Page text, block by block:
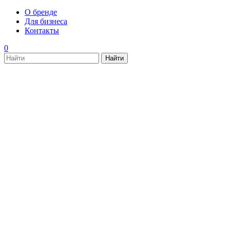
О бренде
Для бизнеса
Контакты
0